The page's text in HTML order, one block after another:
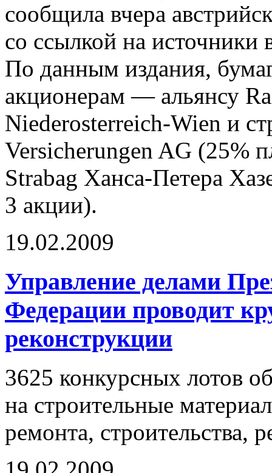
сообщила вчера
со ссылкой на источники
По данным издания,
акционерам — альянсу
Niederosterreich-Wien и
Versicherungen AG (25%
Strabag Ханса-Петера
3 акции).
19.02.2009
Управление делами
Федерации проводит
реконструкции
3625 конкурсных лотов
на строительные
ремонта, строительства,